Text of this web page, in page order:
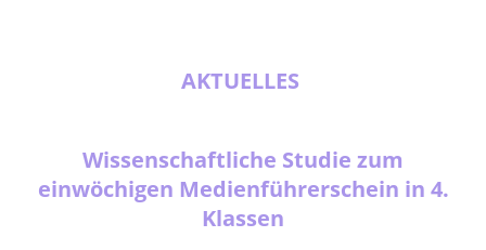
AKTUELLES
Wissenschaftliche Studie zum
einwöchigen Medienführerschein in 4.
Klassen